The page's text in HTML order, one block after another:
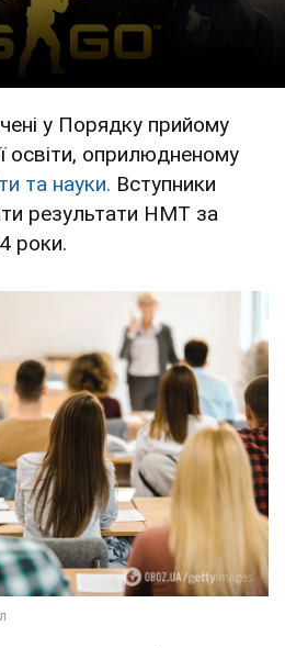
у Порядку прийому
освіти, оприлюдненому
та науки. Вступники
результати НМТ за
роки.